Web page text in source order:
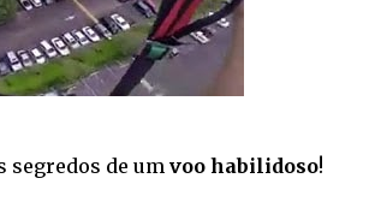
segredos de umvoo habilidoso!